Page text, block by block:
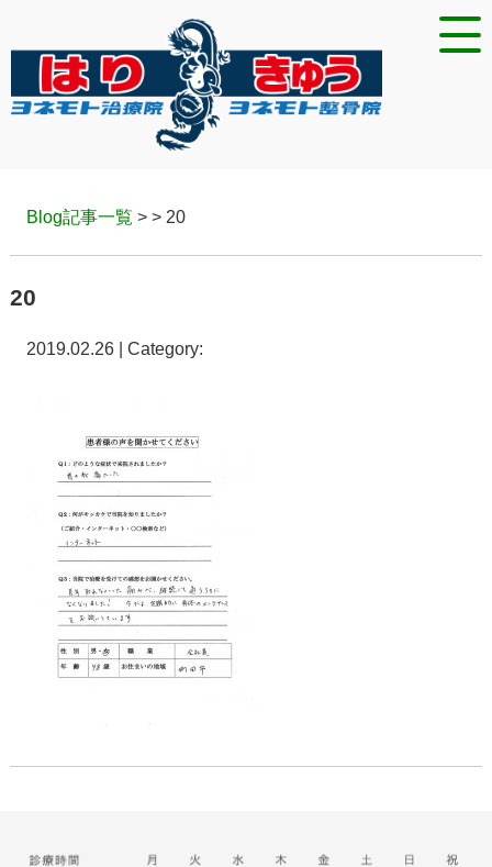
Blog記事一覧 > > 20
20
2019.02.26 | Category: